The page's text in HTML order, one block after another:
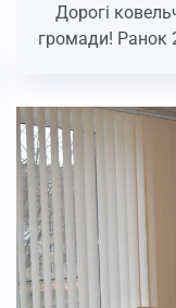
Дорогі
громади! Ранок